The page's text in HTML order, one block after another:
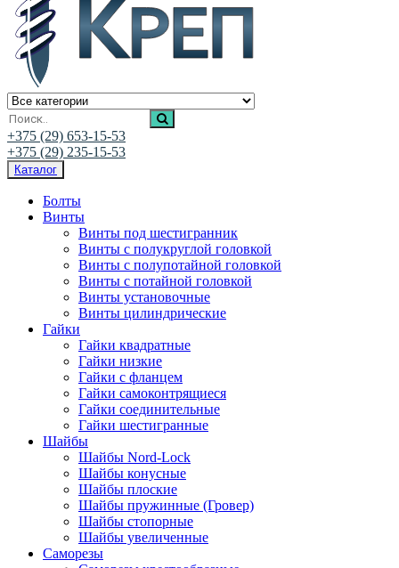
Ивалис Креп
Магазин нержавеющего крепежа
+375 (29) 653-15-53
+375 (29) 235-15-53
Каталог
Болты
Винты
Винты под шестигранник
Винты с полукруглой головкой
Винты с полупотайной головкой
Винты с потайной головкой
Винты установочные
Винты цилиндрические
Гайки
Гайки квадратные
Гайки низкие
Гайки с фланцем
Гайки самоконтрящиеся
Гайки соединительные
Гайки шестигранные
Шайбы
Шайбы Nord-Lock
Шайбы конусные
Шайбы плоские
Шайбы пружинные (Гровер)
Шайбы стопорные
Шайбы увеличенные
Саморезы